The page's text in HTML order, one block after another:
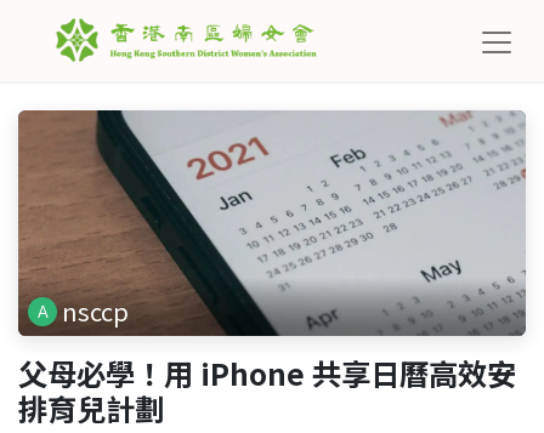
nsccp
父母必學！用 iPhone 共享日曆高效安
排育兒計劃